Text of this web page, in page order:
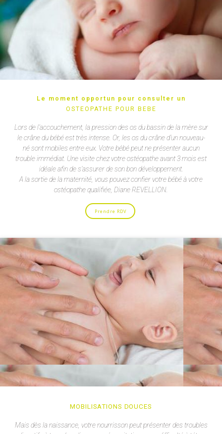
Le moment opportun pour consulter un
OSTEOPATHE POUR BEBE
Lors de l’accouchement, la pression des os du bassin de la mère sur
le crâne du bébé est très intense. Or, les os du crâne d’un nouveau-
né sont mobiles entre eux. Votre bébé peut ne présenter aucun
trouble immédiat. Une visite chez votre ostéopathe avant 3 mois est
idéale afin de s’assurer de son bon développement.
A la sortie de la maternité, vous pouvez confier votre bébé à votre
ostéopathe qualifiée, Diane REVELLION.
Prendre RDV
MOBILISATIONS DOUCES
Mais dès la naissance, votre nourrisson peut présenter des troubles